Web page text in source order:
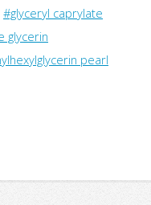
#glyceryl caprylate
glycerin
pearl